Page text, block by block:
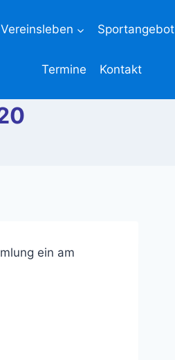
Vereinsleben Sportangebot
Termine Kontakt
ein am